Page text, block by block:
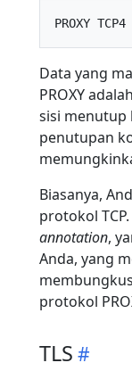
Data yang
PROXY
sisi menutup
penutupan
Biasanya,
protokol
annotation,
Anda, yang
protokol
TLS